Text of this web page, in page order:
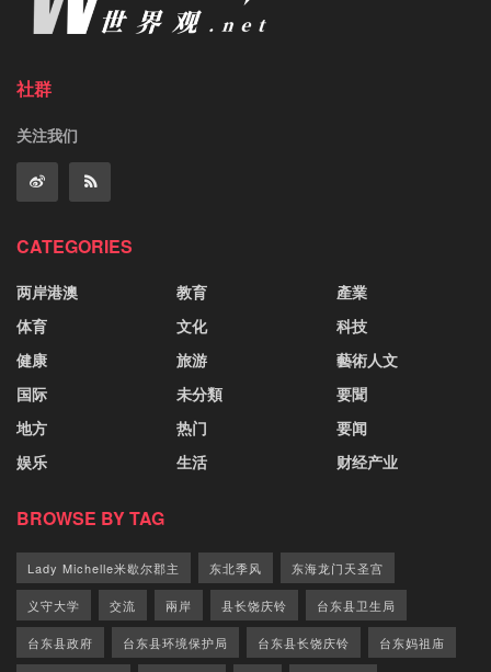
社群
关注我们
CATEGORIES
两岸港澳
体育
健康
国际
地方
娱乐
教育
文化
旅游
未分類
热门
生活
產業
科技
藝術人文
要聞
要闻
财经产业
BROWSE BY TAG
Lady Michelle米歇尔郡主 东北季风 东海龙门天圣宫
义守大学 交流 兩岸 县长饶庆铃 台东县卫生局
台东县政府 台东县环境保护局 台东县长饶庆铃 台东妈祖庙